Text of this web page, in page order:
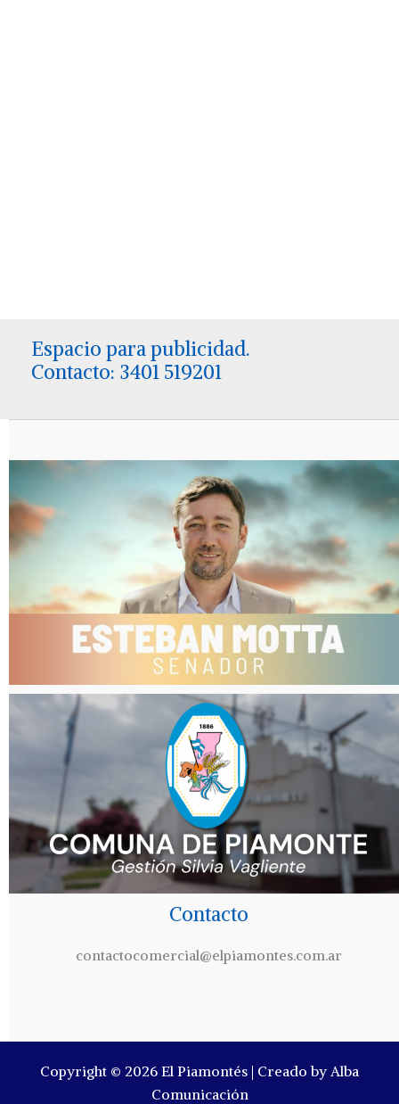
Espacio para publicidad.
Contacto: 3401 519201
Contacto
contactocomercial@elpiamontes.com.ar
Copyright © 2026 El Piamontés | Creado by Alba
Comunicación